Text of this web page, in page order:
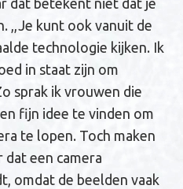
dat betekent niet dat je
,,Je kunt ook vanuit de
technologie kijken. Ik
in staat zijn om
sprak ik vrouwen die
fijn idee te vinden om
te lopen. Toch maken
dat een camera
omdat de beelden vaak